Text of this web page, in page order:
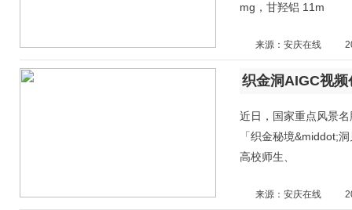
mg，甘羟铝 11m
来源：安庆在线
近日，国家重点风景
「织金秘境&middot;
高校师生、
来源：安庆在线